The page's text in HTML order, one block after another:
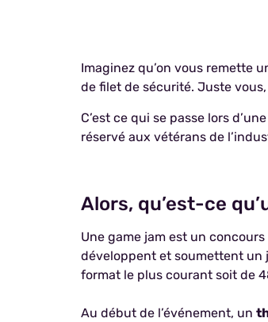
Imaginez qu’on vous remette
de filet de sécurité. Juste
C’est ce qui se passe lors d’une
réservé aux vétérans de
Alors, qu’est-ce
Une game jam est un
développent et soumettent un
format le plus courant soit de
Au début de l’événement, un